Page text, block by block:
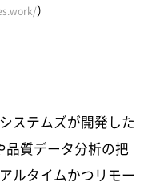
）
ステムズが開発した
品質データ分析の把
ルタイムかつリモー